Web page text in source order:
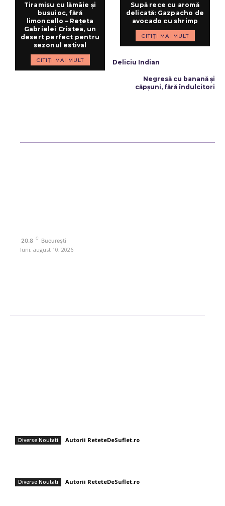
Tiramisu cu lămâie și
busuioc, fără
limoncello – Rețeta
Gabrielei Cristea, un
desert perfect pentru
sezonul estival
CITIȚI MAI MULT
Supă rece cu aromă
delicată: Gazpacho de
avocado cu shrimp
CITIȚI MAI MULT
Deliciu Indian
Negresă cu banană și
căpșuni, fără îndulcitori
20.8 C București
luni, august 10, 2026
Diverse Noutati
Autorii ReteteDeSuflet.ro
Diverse Noutati
Autorii ReteteDeSuflet.ro